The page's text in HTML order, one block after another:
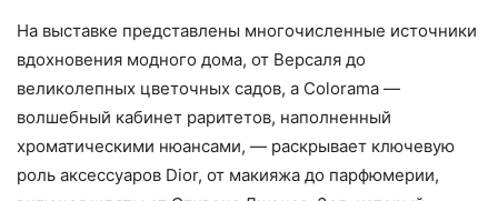
На выставке представлены многочисленные источники
вдохновения модного дома, от Версаля до
великолепных цветочных садов, а Colorama —
волшебный кабинет раритетов, наполненный
хроматическими нюансами, — раскрывает ключевую
роль аксессуаров Dior, от макияжа до парфюмерии,